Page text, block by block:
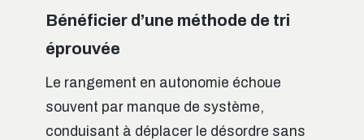
Bénéficier d’une méthode de tri
éprouvée
Le rangement en autonomie échoue
souvent par manque de système,
conduisant à déplacer le désordre sans